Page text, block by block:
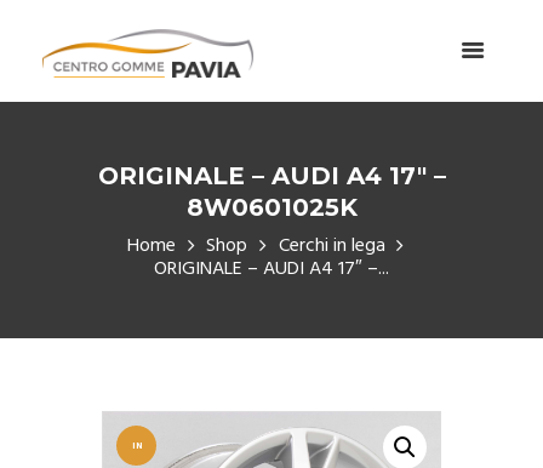
ORIGINALE – AUDI A4 17″ –
8W0601025K
Home Shop Cerchi in lega
ORIGINALE – AUDI A4 17″ –...
IN